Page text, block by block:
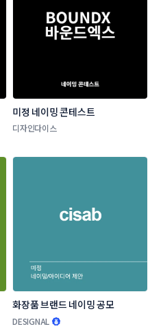
미정 네이밍 콘테스트
디자인다이스
화장품 브랜드 네이밍 공모
DESIGNAL